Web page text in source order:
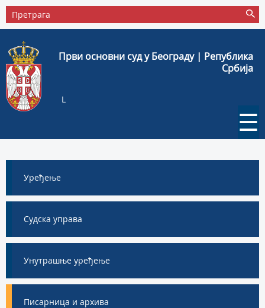
Први основни суд у Београду | Република
Србија
L
☰
Уређење
Судска управа
Унутрашње уређење
Писарница и архива